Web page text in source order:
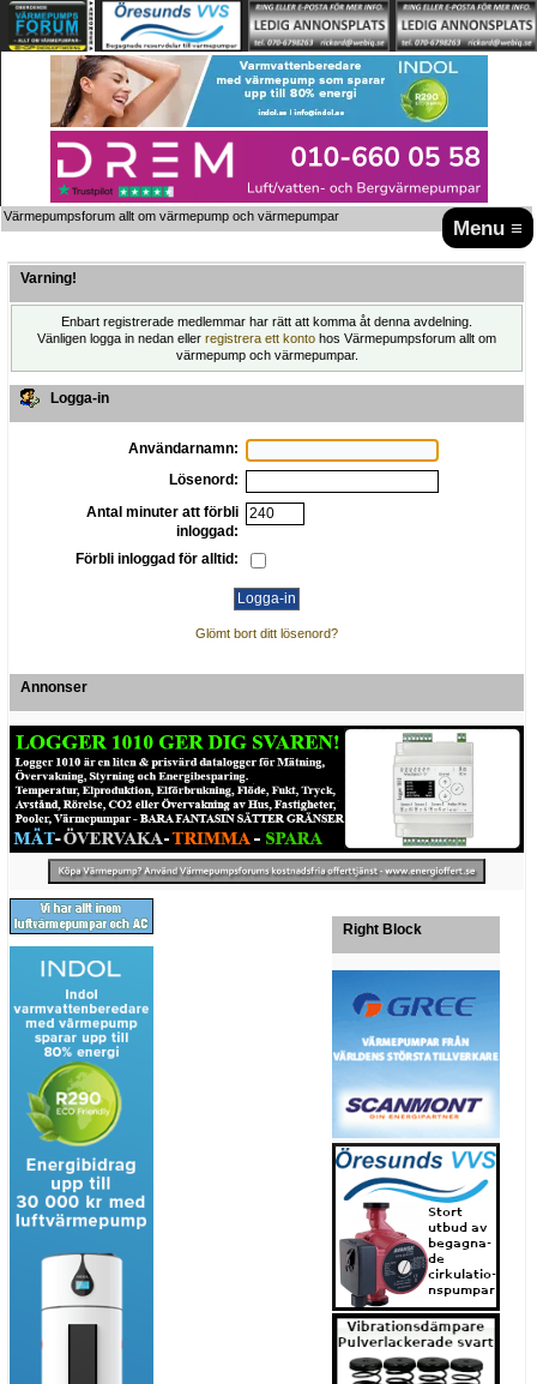
Menu ≡
Värmepumpsforum allt om värmepump och värmepumpar
Varning!
Enbart registrerade medlemmar har rätt att komma åt denna avdelning.
Vänligen logga in nedan eller registrera ett konto hos Värmepumpsforum allt om
värmepump och värmepumpar.
Logga-in
Användarnamn:
Lösenord:
Antal minuter att förbli
inloggad:
Förbli inloggad för alltid:
Glömt bort ditt lösenord?
Annonser
Right Block